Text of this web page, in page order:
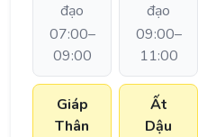
đạo
07:00–
09:00
đạo
09:00–
11:00
Giáp
Thân
Ất
Dậu